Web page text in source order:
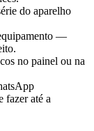
do aparelho
—
no painel ou na
fazer até a